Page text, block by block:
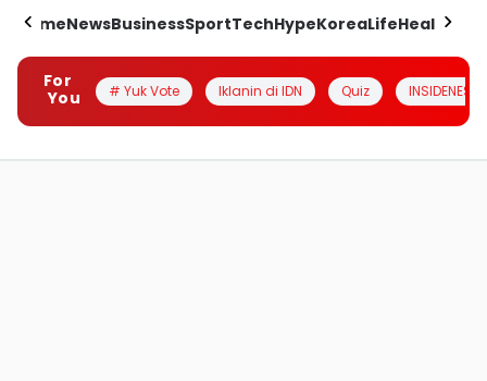
HomeNewsBusinessSportTechHypeKoreaLifeHealth
For
You
# Yuk Vote Iklanin di IDN Quiz INSIDENESIA